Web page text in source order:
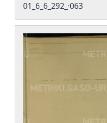
01_6_6_292_·063